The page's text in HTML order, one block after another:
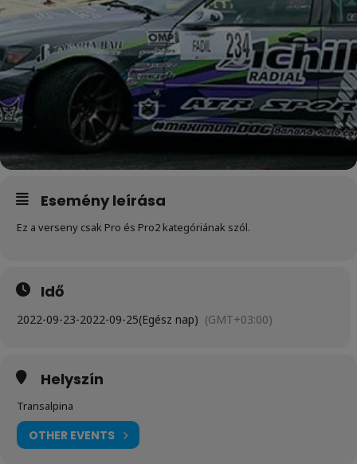
Esemény leírása
Ez a verseny csak Pro és Pro2 kategóriának szól.
Idő
2022-09-23-2022-09-25(Egész nap) (GMT+03:00)
Helyszín
Transalpina
OTHER EVENTS